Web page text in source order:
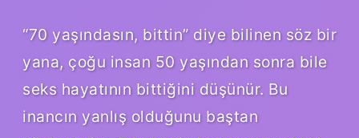
“70 yaşındasın, bittin” diye bilinen söz bir
yana, çoğu insan 50 yaşından sonra bile
seks hayatının bittiğini düşünür. Bu
inancın yanlış olduğunu baştan